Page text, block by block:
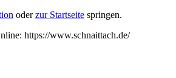
oderzur Startseite springen.
https://www.schnaittach.de/